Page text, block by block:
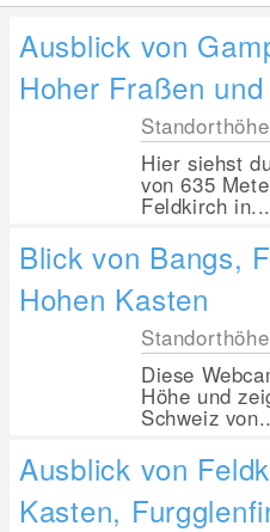
Ausblick von
Hoher Fraßen
Hier siehst
von 635
Feldkirch in...
Blick von Bangs,
Hohen Kasten
Diese
Höhe und
Schweiz
Ausblick von
Kasten,